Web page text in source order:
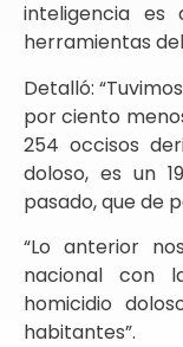
inteligencia es
herramientas
Detalló:
por ciento
254 occisos
doloso, es un
pasado, que de
“Lo anterior
nacional con
homicidio
habitantes”.